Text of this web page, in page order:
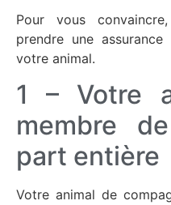
Pour vous
prendre une
votre animal.
1 – Votre
membre
part entière
Votre animal de